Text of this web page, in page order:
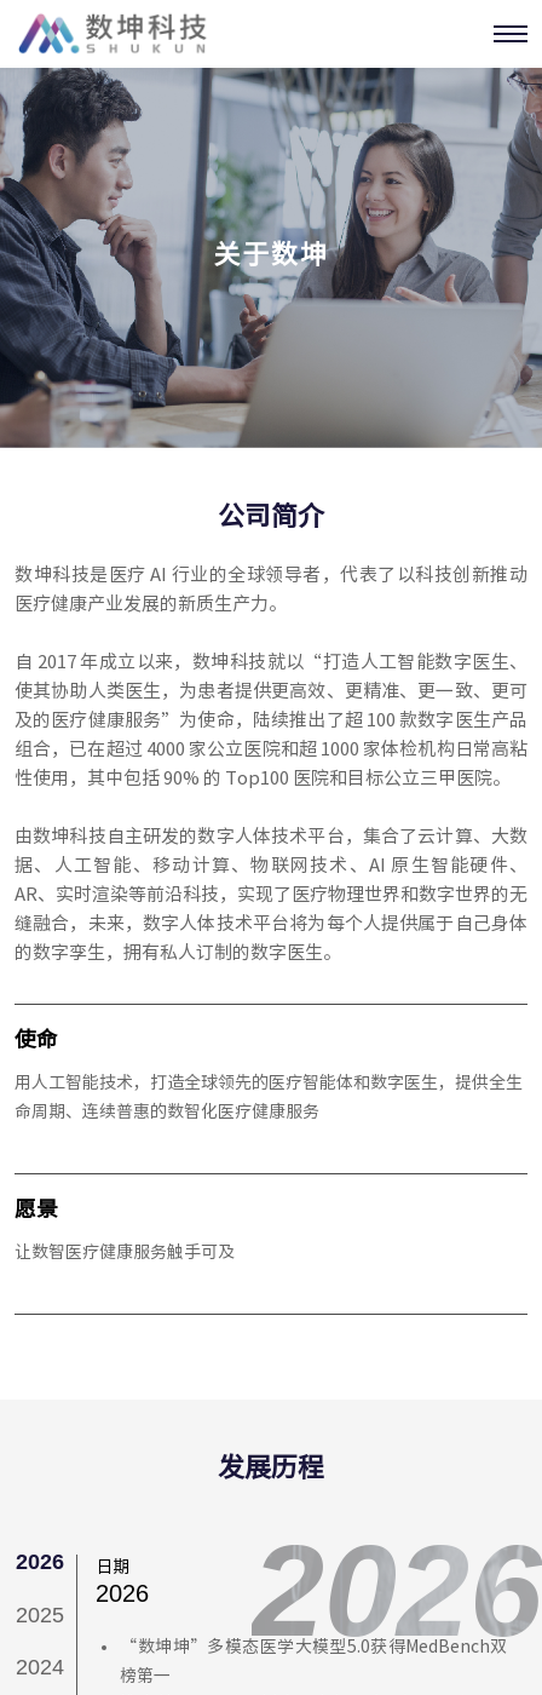
关于数坤
公司简介
数坤科技是医疗 AI 行业的全球领导者，代表了以科技创新推动
医疗健康产业发展的新质生产力。
自 2017 年成立以来，数坤科技就以“打造人工智能数字医生、
使其协助人类医生，为患者提供更高效、更精准、更一致、更可
及的医疗健康服务”为使命，陆续推出了超 100 款数字医生产品
组合，已在超过 4000 家公立医院和超 1000 家体检机构日常高粘
性使用，其中包括 90% 的 Top100 医院和目标公立三甲医院。
由数坤科技自主研发的数字人体技术平台，集合了云计算、大数
据、人工智能、移动计算、物联网技术、AI 原生智能硬件、
AR、实时渲染等前沿科技，实现了医疗物理世界和数字世界的无
缝融合，未来，数字人体技术平台将为每个人提供属于自己身体
的数字孪生，拥有私人订制的数字医生。
使命
用人工智能技术，打造全球领先的医疗智能体和数字医生，提供全生
命周期、连续普惠的数智化医疗健康服务
愿景
让数智医疗健康服务触手可及
发展历程
2026
2025
2024
日期
2026
“数坤坤”多模态医学大模型5.0获得MedBench双
榜第一
2026